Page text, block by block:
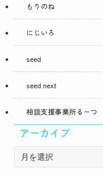
もりのね
にじいろ
seed
seed next
相談支援事業所るーつ
アーカイブ